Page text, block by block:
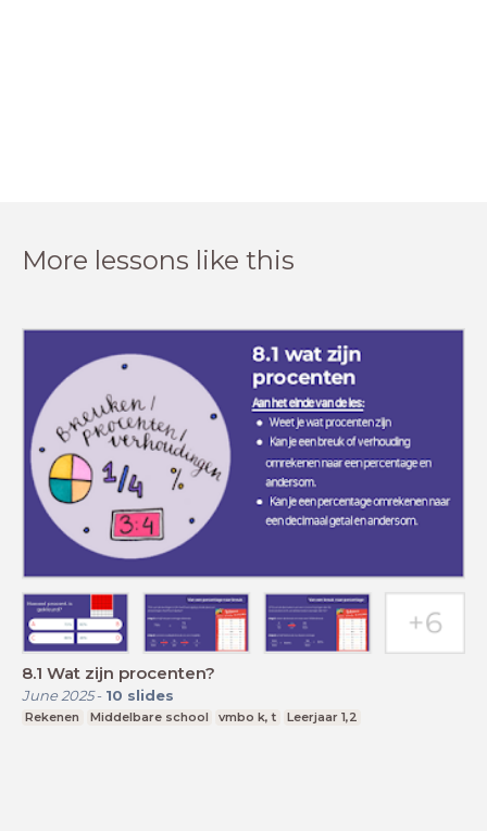
More lessons like this
8.1 Wat zijn procenten?
June 2025- 10 slides
Rekenen Middelbare school vmbo k, t Leerjaar 1,2